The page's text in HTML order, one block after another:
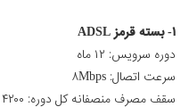
۱- بسته قرمز ADSL
دوره سرویس: ۱۲ ماه
سرعت اتصال: ۸Mbps